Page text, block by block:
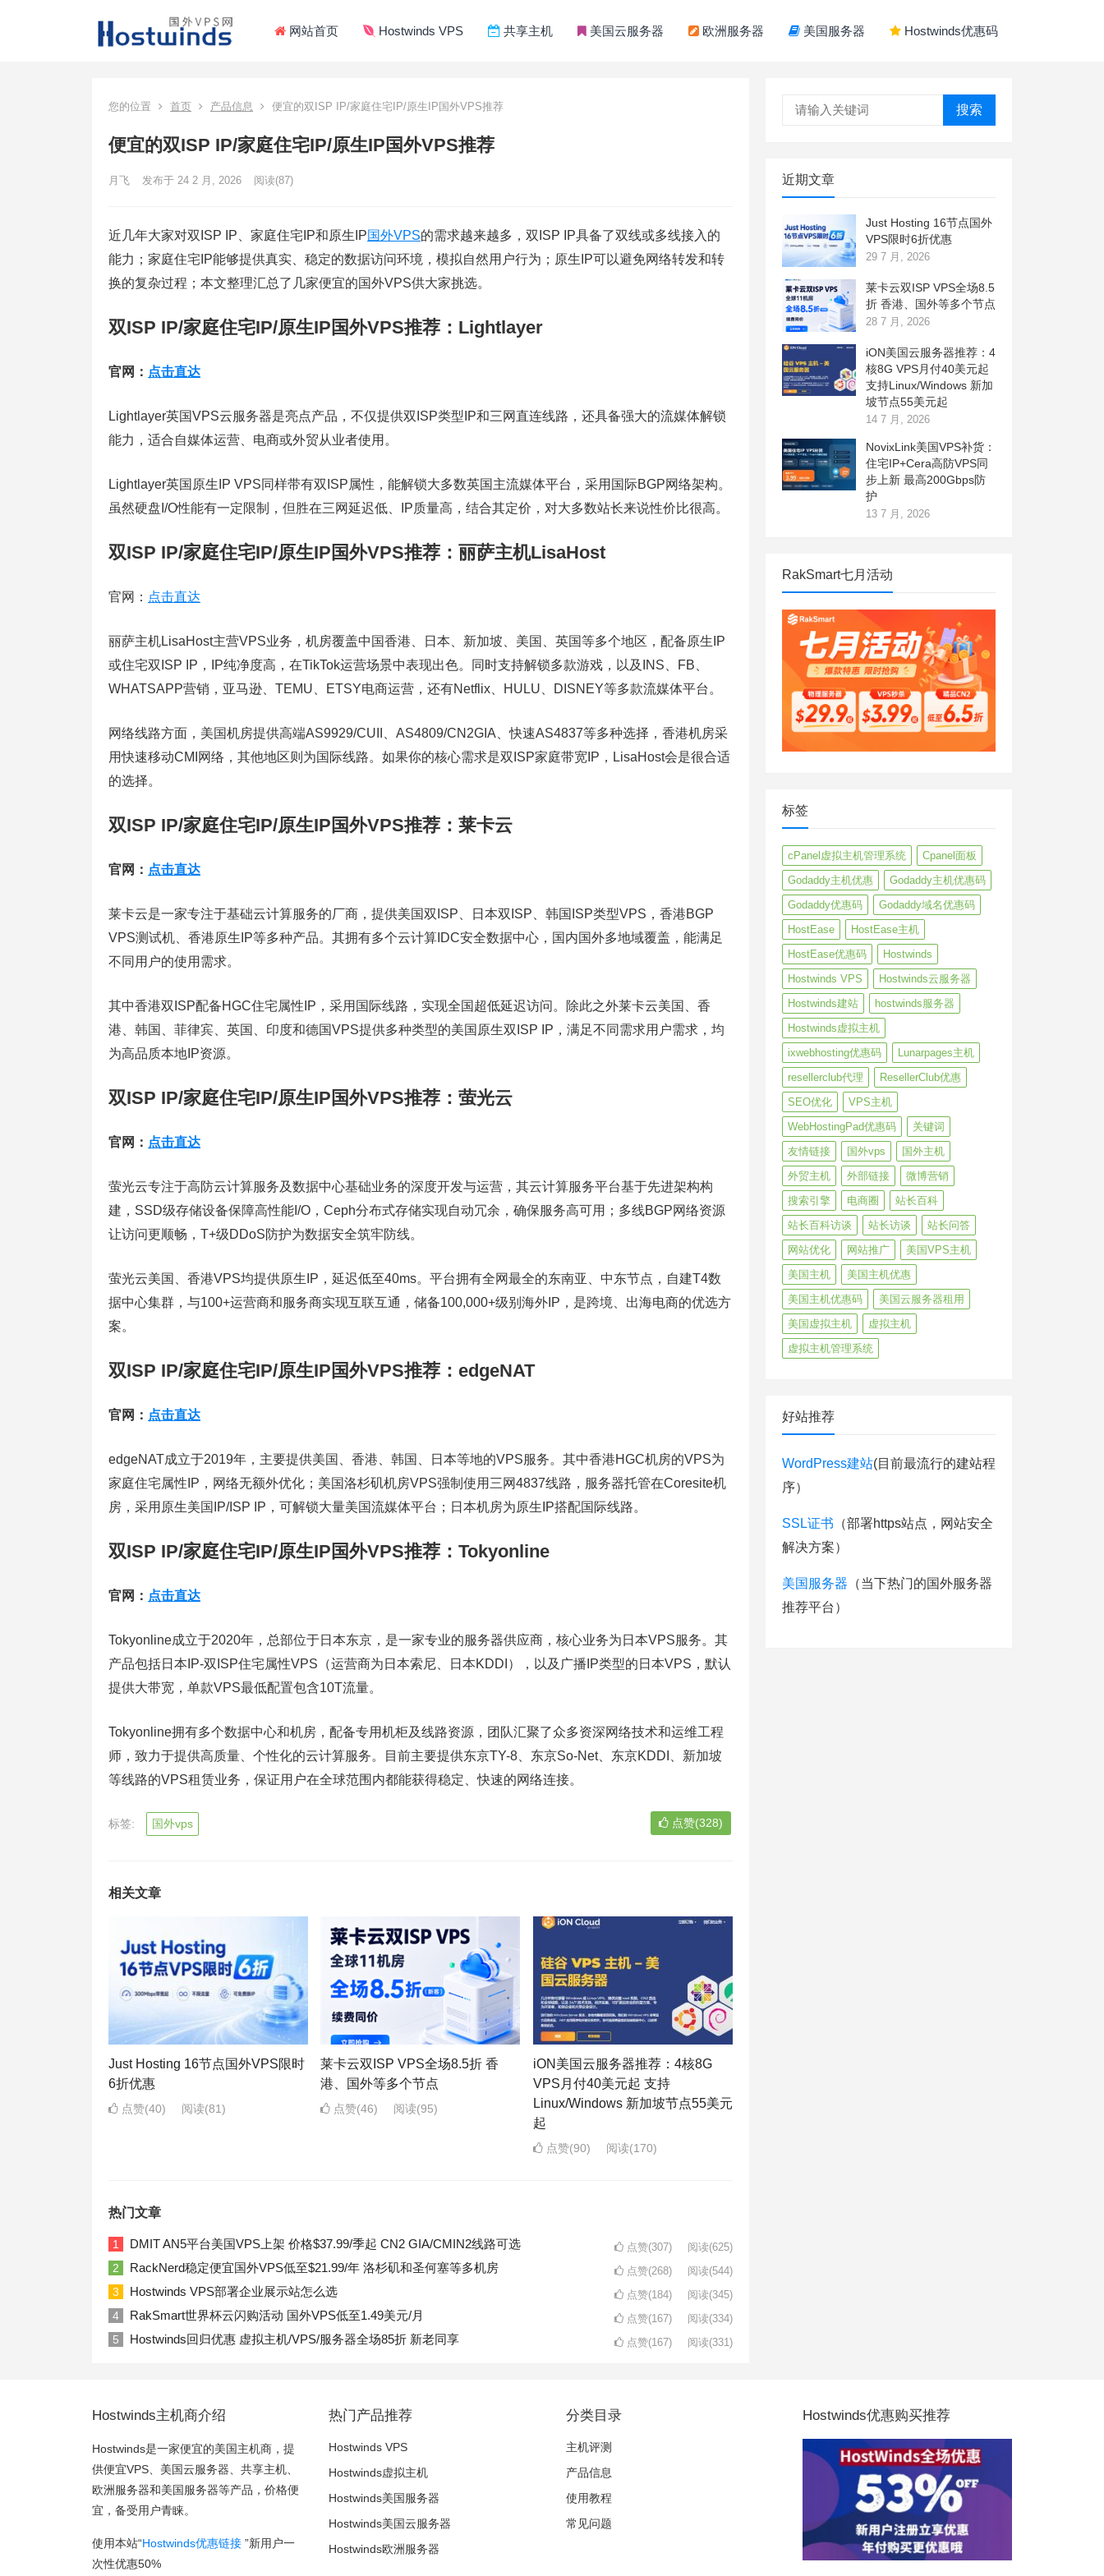
网站首页 Hostwinds VPS 共享主机 美国云服务器 欧洲服务器 美国服务器 Hostwinds优惠码
您的位置 首页 产品信息 便宜的双ISP IP/家庭住宅IP/原生IP国外VPS推荐
便宜的双ISP IP/家庭住宅IP/原生IP国外VPS推荐
月飞 发布于 24 2 月, 2026 阅读(87)
近几年大家对双ISP IP、家庭住宅IP和原生IP国外VPS的需求越来越多，双ISP IP具备了双线或多线接入的
能力；家庭住宅IP能够提供真实、稳定的数据访问环境，模拟自然用户行为；原生IP可以避免网络转发和转
换的复杂过程；本文整理汇总了几家便宜的国外VPS供大家挑选。
双ISP IP/家庭住宅IP/原生IP国外VPS推荐：Lightlayer
官网： 点击直达
Lightlayer英国VPS云服务器是亮点产品，不仅提供双ISP类型IP和三网直连线路，还具备强大的流媒体解锁
能力，适合自媒体运营、电商或外贸从业者使用。
Lightlayer英国原生IP VPS同样带有双ISP属性，能解锁大多数英国主流媒体平台，采用国际BGP网络架构。
虽然硬盘I/O性能有一定限制，但胜在三网延迟低、IP质量高，结合其定价，对大多数站长来说性价比很高。
双ISP IP/家庭住宅IP/原生IP国外VPS推荐：丽萨主机LisaHost
官网： 点击直达
丽萨主机LisaHost主营VPS业务，机房覆盖中国香港、日本、新加坡、美国、英国等多个地区，配备原生IP
或住宅双ISP IP，IP纯净度高，在TikTok运营场景中表现出色。同时支持解锁多款游戏，以及INS、FB、
WHATSAPP营销，亚马逊、TEMU、ETSY电商运营，还有Netflix、HULU、DISNEY等多款流媒体平台。
网络线路方面，美国机房提供高端AS9929/CUII、AS4809/CN2GIA、快速AS4837等多种选择，香港机房采
用快速移动CMI网络，其他地区则为国际线路。如果你的核心需求是双ISP家庭带宽IP，LisaHost会是很合适
的选择。
双ISP IP/家庭住宅IP/原生IP国外VPS推荐：莱卡云
官网： 点击直达
莱卡云是一家专注于基础云计算服务的厂商，提供美国双ISP、日本双ISP、韩国ISP类型VPS，香港BGP
VPS测试机、香港原生IP等多种产品。其拥有多个云计算IDC安全数据中心，国内国外多地域覆盖，能满足
不同用户的使用需求。
其中香港双ISP配备HGC住宅属性IP，采用国际线路，实现全国超低延迟访问。除此之外莱卡云美国、香
港、韩国、菲律宾、英国、印度和德国VPS提供多种类型的美国原生双ISP IP，满足不同需求用户需求，均
为高品质本地IP资源。
双ISP IP/家庭住宅IP/原生IP国外VPS推荐：萤光云
官网： 点击直达
萤光云专注于高防云计算服务及数据中心基础业务的深度开发与运营，其云计算服务平台基于先进架构构
建，SSD级存储设备保障高性能I/O，Ceph分布式存储实现自动冗余，确保服务高可用；多线BGP网络资源
让访问更顺畅，T+级DDoS防护为数据安全筑牢防线。
萤光云美国、香港VPS均提供原生IP，延迟低至40ms。平台拥有全网最全的东南亚、中东节点，自建T4数
据中心集群，与100+运营商和服务商实现互联互通，储备100,000+级别海外IP，是跨境、出海电商的优选方
案。
双ISP IP/家庭住宅IP/原生IP国外VPS推荐：edgeNAT
官网： 点击直达
edgeNAT成立于2019年，主要提供美国、香港、韩国、日本等地的VPS服务。其中香港HGC机房的VPS为
家庭住宅属性IP，网络无额外优化；美国洛杉矶机房VPS强制使用三网4837线路，服务器托管在Coresite机
房，采用原生美国IP/ISP IP，可解锁大量美国流媒体平台；日本机房为原生IP搭配国际线路。
双ISP IP/家庭住宅IP/原生IP国外VPS推荐：Tokyonline
官网： 点击直达
Tokyonline成立于2020年，总部位于日本东京，是一家专业的服务器供应商，核心业务为日本VPS服务。其
产品包括日本IP-双ISP住宅属性VPS（运营商为日本索尼、日本KDDI），以及广播IP类型的日本VPS，默认
提供大带宽，单款VPS最低配置包含10T流量。
Tokyonline拥有多个数据中心和机房，配备专用机柜及线路资源，团队汇聚了众多资深网络技术和运维工程
师，致力于提供高质量、个性化的云计算服务。目前主要提供东京TY-8、东京So-Net、东京KDDI、新加坡
等线路的VPS租赁业务，保证用户在全球范围内都能获得稳定、快速的网络连接。
标签: 国外vps 点赞(328)
相关文章
Just Hosting 16节点国外VPS限时
6折优惠
点赞(40) 阅读(81)
莱卡云双ISP VPS全场8.5折 香
港、国外等多个节点
点赞(46) 阅读(95)
iON美国云服务器推荐：4核8G
VPS月付40美元起 支持
Linux/Windows 新加坡节点55美元
起
点赞(90) 阅读(170)
热门文章
1 DMIT AN5平台美国VPS上架 价格$37.99/季起 CN2 GIA/CMIN2线路可选 点赞(307) 阅读(625)
2 RackNerd稳定便宜国外VPS低至$21.99/年 洛杉矶和圣何塞等多机房 点赞(268) 阅读(544)
3 Hostwinds VPS部署企业展示站怎么选 点赞(184) 阅读(345)
4 RakSmart世界杯云闪购活动 国外VPS低至1.49美元/月 点赞(167) 阅读(334)
5 Hostwinds回归优惠 虚拟主机/VPS/服务器全场85折 新老同享 点赞(167) 阅读(331)
搜索
近期文章
Just Hosting 16节点国外
VPS限时6折优惠
29 7 月, 2026
莱卡云双ISP VPS全场8.5
折 香港、国外等多个节点
28 7 月, 2026
iON美国云服务器推荐：4
核8G VPS月付40美元起
支持Linux/Windows 新加
坡节点55美元起
14 7 月, 2026
NovixLink美国VPS补货：
住宅IP+Cera高防VPS同
步上新 最高200Gbps防
护
13 7 月, 2026
RakSmart七月活动
标签
cPanel虚拟主机管理系统
Cpanel面板
Godaddy主机优惠
Godaddy主机优惠码
Godaddy优惠码
Godaddy域名优惠码
HostEase
HostEase主机
HostEase优惠码
Hostwinds
Hostwinds VPS
Hostwinds云服务器
Hostwinds建站
hostwinds服务器
Hostwinds虚拟主机
ixwebhosting优惠码
Lunarpages主机
resellerclub代理
ResellerClub优惠
SEO优化
VPS主机
WebHostingPad优惠码
关键词
友情链接
国外vps
国外主机
外贸主机
外部链接
微博营销
搜索引擎
电商圈
站长百科
站长百科访谈
站长访谈
站长问答
网站优化
网站推广
美国VPS主机
美国主机
美国主机优惠
美国主机优惠码
美国云服务器租用
美国虚拟主机
虚拟主机
虚拟主机管理系统
好站推荐
WordPress建站(目前最流行的建站程
序）
SSL证书 （部署https站点，网站安全
解决方案）
美国服务器 （当下热门的国外服务器
推荐平台）
Hostwinds主机商介绍
Hostwinds是一家便宜的美国主机商，提
供便宜VPS、美国云服务器、共享主机、
欧洲服务器和美国服务器等产品，价格便
宜，备受用户青睐。
使用本站“Hostwinds优惠链接 ”新用户一
次性优惠50%
热门产品推荐
Hostwinds VPS
Hostwinds虚拟主机
Hostwinds美国服务器
Hostwinds美国云服务器
Hostwinds欧洲服务器
分类目录
主机评测
产品信息
使用教程
常见问题
Hostwinds优惠购买推荐